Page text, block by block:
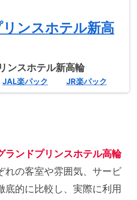
ンスホテル新高
JAL楽パック JR楽パック
ランドプリンスホテル高輪
れの客室や雰囲気、サービ
底的に比較し、実際に利用